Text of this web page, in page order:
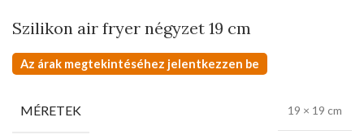
Szilikon air fryer négyzet 19 cm
Az árak megtekintéséhez jelentkezzen be
MÉRETEK 19 × 19 cm